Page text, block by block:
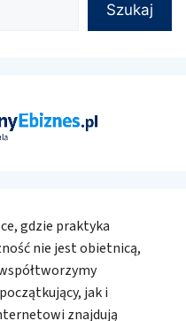
Szukaj
gdzie praktyka
nie jest obietnicą,
jak i
znajdują